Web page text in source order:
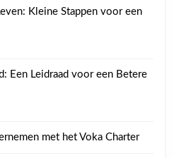
Kleine Stappen voor een
Een Leidraad voor een Betere
met het Voka Charter